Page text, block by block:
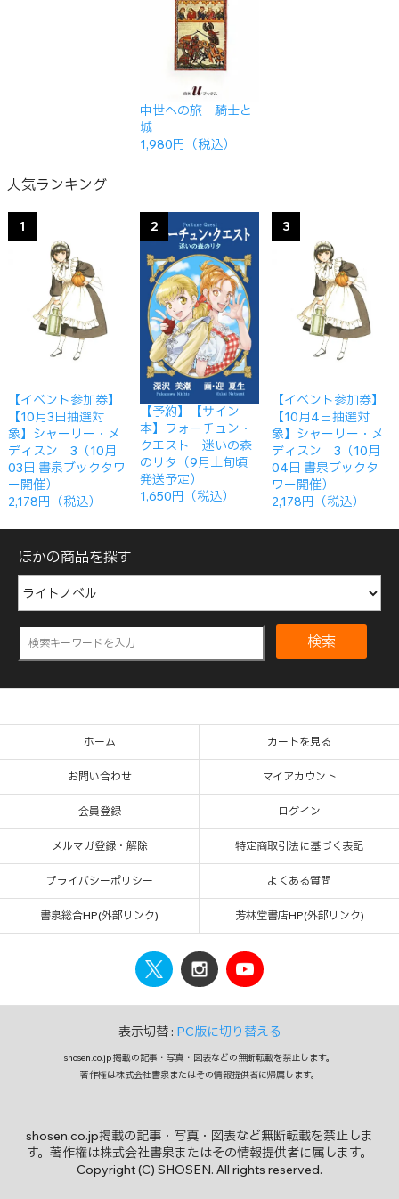
中世への旅 騎士と
城
1,980円（税込）
人気ランキング
1
【イベント参加券】
【10月3日抽選対
象】シャーリー・メ
ディスン 3（10月
03日 書泉ブックタワ
ー開催）
2,178円（税込）
2
【予約】【サイン
本】フォーチュン・
クエスト 迷いの森
のリタ（9月上旬頃
発送予定）
1,650円（税込）
3
【イベント参加券】
【10月4日抽選対
象】シャーリー・メ
ディスン 3（10月
04日 書泉ブックタ
ワー開催）
2,178円（税込）
ほかの商品を探す
検索
ホーム カートを見る
お問い合わせ マイアカウント
会員登録 ログイン
メルマガ登録・解除 特定商取引法に基づく表記
プライバシーポリシー よくある質問
書泉総合HP(外部リンク) 芳林堂書店HP(外部リンク)
表示切替 : PC版に切り替える
shosen.co.jp 掲載の記事・写真・図表などの無断転載を禁止します。
著作権は株式会社書泉またはその情報提供者に帰属します。
shosen.co.jp掲載の記事・写真・図表など無断転載を禁止しま
す。著作権は株式会社書泉またはその情報提供者に属します。
Copyright (C) SHOSEN. All rights reserved.